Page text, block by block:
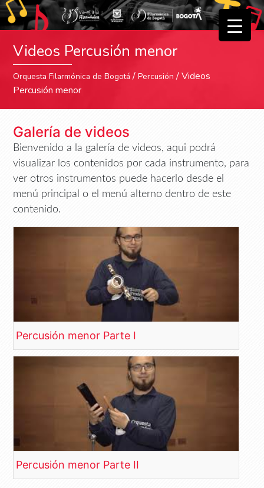
Videos Percusión menor
Orquesta Filarmónica de Bogotá /Percusión / Videos
Percusión menor
Galería de videos
Bienvenido a la galería de videos, aqui podrá
visualizar los contenidos por cada instrumento, para
ver otros instrumentos puede hacerlo desde el
menú principal o el menú alterno dentro de este
contenido.
Percusión menor Parte I
Percusión menor Parte II